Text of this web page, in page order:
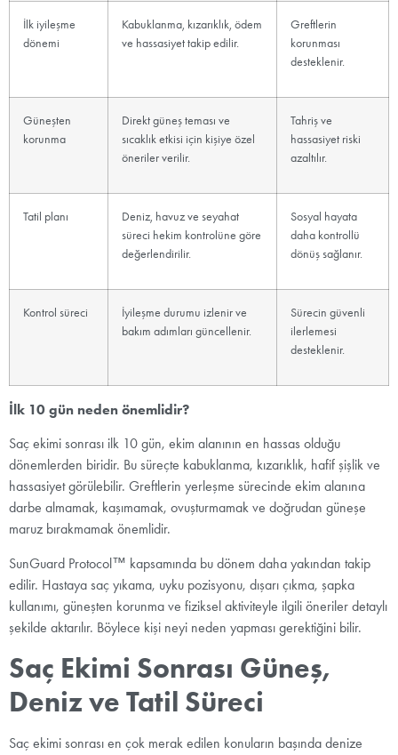
İlk iyileşme
dönemi
Kabuklanma, kızarıklık, ödem
ve hassasiyet takip edilir.
Greftlerin
korunması
desteklenir.
Güneşten
korunma
Direkt güneş teması ve
sıcaklık etkisi için kişiye özel
öneriler verilir.
Tahriş ve
hassasiyet riski
azaltılır.
Tatil planı
Deniz, havuz ve seyahat
süreci hekim kontrolüne göre
değerlendirilir.
Sosyal hayata
daha kontrollü
dönüş sağlanır.
Kontrol süreci
İyileşme durumu izlenir ve
bakım adımları güncellenir.
Sürecin güvenli
ilerlemesi
desteklenir.
İlk 10 gün neden önemlidir?
Saç ekimi sonrası ilk 10 gün, ekim alanının en hassas olduğu
dönemlerden biridir. Bu süreçte kabuklanma, kızarıklık, hafif şişlik ve
hassasiyet görülebilir. Greftlerin yerleşme sürecinde ekim alanına
darbe almamak, kaşımamak, ovuşturmamak ve doğrudan güneşe
maruz bırakmamak önemlidir.
SunGuard Protocol™ kapsamında bu dönem daha yakından takip
edilir. Hastaya saç yıkama, uyku pozisyonu, dışarı çıkma, şapka
kullanımı, güneşten korunma ve fiziksel aktiviteyle ilgili öneriler detaylı
şekilde aktarılır. Böylece kişi neyi neden yapması gerektiğini bilir.
Saç Ekimi Sonrası Güneş,
Deniz ve Tatil Süreci
Saç ekimi sonrası en çok merak edilen konuların başında denize